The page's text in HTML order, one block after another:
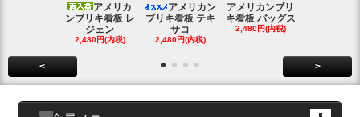
アメリカ
ンブリキ看板 レ
ジェン
2,480円(内税)
アメリカン
ブリキ看板 テキ
サコ
2,480円(内税)
アメリカンブリ
キ看板 バッグス
2,480円(内税)
< >